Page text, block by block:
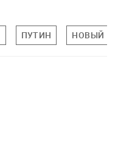
ПУТИН НОВЫЙ